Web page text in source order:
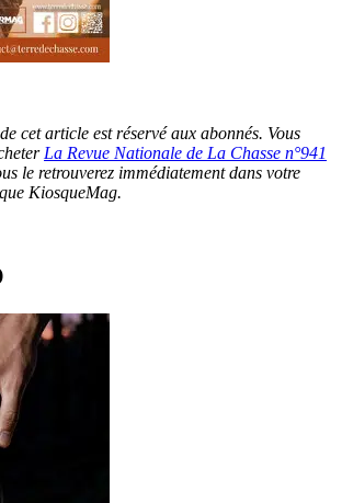
cet article est réservé aux abonnés. Vous
La Revue Nationale de La Chasse n°941
le retrouverez immédiatement dans votre
KiosqueMag.